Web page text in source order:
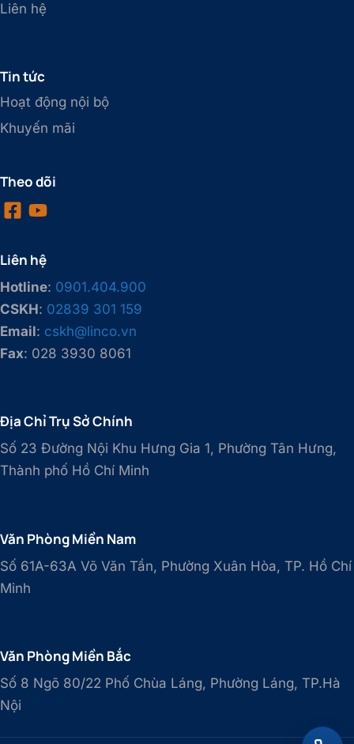
Liên hệ
Tin tức
Hoạt động nội bộ
Khuyến mãi
Theo dõi
Liên hệ
Hotline: 0901.404.900
CSKH: 02839 301 159
Email: cskh@linco.vn
Fax: 028 3930 8061
Địa Chỉ Trụ Sở Chính
Số 23 Đường Nội Khu Hưng Gia 1, Phường Tân Hưng,
Thành phố Hồ Chí Minh
Văn Phòng Miền Nam
Số 61A-63A Võ Văn Tần, Phường Xuân Hòa, TP. Hồ Chí
Minh
Văn Phòng Miền Bắc
Số 8 Ngõ 80/22 Phố Chùa Láng, Phường Láng, TP.Hà
Nội